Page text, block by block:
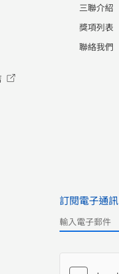
三聯介紹
獎項列表
聯絡我們
訂閱電子通訊